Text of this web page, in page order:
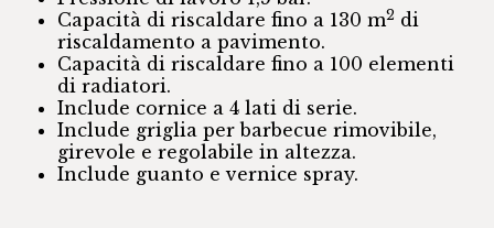
Capacità di riscaldare fino a 130 m2 di
riscaldamento a pavimento.
Capacità di riscaldare fino a 100 elementi
di radiatori.
Include cornice a 4 lati di serie.
Include griglia per barbecue rimovibile,
girevole e regolabile in altezza.
Include guanto e vernice spray.